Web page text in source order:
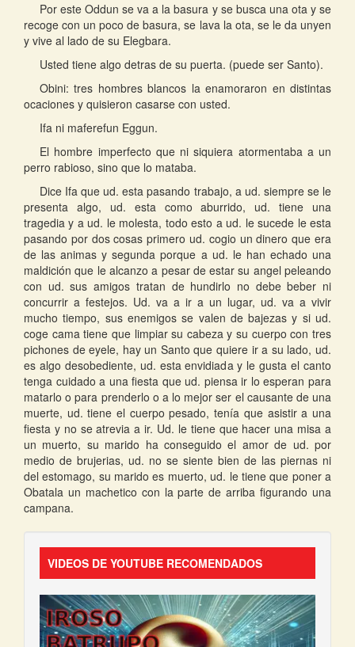
Por este Oddun se va a la basura y se busca una ota y se
recoge con un poco de basura, se lava la ota, se le da unyen
y vive al lado de su Elegbara.
Usted tiene algo detras de su puerta. (puede ser Santo).
Obini: tres hombres blancos la enamoraron en distintas
ocaciones y quisieron casarse con usted.
Ifa ni maferefun Eggun.
El hombre imperfecto que ni siquiera atormentaba a un
perro rabioso, sino que lo mataba.
Dice Ifa que ud. esta pasando trabajo, a ud. siempre se le
presenta algo, ud. esta como aburrido, ud. tiene una
tragedia y a ud. le molesta, todo esto a ud. le sucede le esta
pasando por dos cosas primero ud. cogio un dinero que era
de las animas y segunda porque a ud. le han echado una
maldición que le alcanzo a pesar de estar su angel peleando
con ud. sus amigos tratan de hundirlo no debe beber ni
concurrir a festejos. Ud. va a ir a un lugar, ud. va a vivir
mucho tiempo, sus enemigos se valen de bajezas y si ud.
coge cama tiene que limpiar su cabeza y su cuerpo con tres
pichones de eyele, hay un Santo que quiere ir a su lado, ud.
es algo desobediente, ud. esta envidiada y le gusta el canto
tenga cuidado a una fiesta que ud. piensa ir lo esperan para
matarlo o para prenderlo o a lo mejor ser el causante de una
muerte, ud. tiene el cuerpo pesado, tenía que asistir a una
fiesta y no se atrevia a ir. Ud. le tiene que hacer una misa a
un muerto, su marido ha conseguido el amor de ud. por
medio de brujerias, ud. no se siente bien de las piernas ni
del estomago, su marido es muerto, ud. le tiene que poner a
Obatala un machetico con la parte de arriba figurando una
campana.
VIDEOS DE YOUTUBE RECOMENDADOS